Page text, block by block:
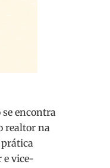
encontra
realtor na
prática
e vice-